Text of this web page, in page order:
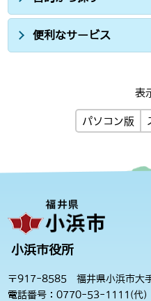
便利なサービス
表
パソコン版
小浜市役所
〒917-8585 福井県小浜市大
電話番号：0770-53-1111(代